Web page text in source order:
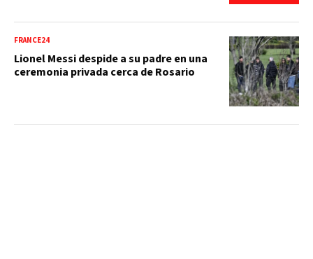
FRANCE24
Lionel Messi despide a su padre en una
ceremonia privada cerca de Rosario